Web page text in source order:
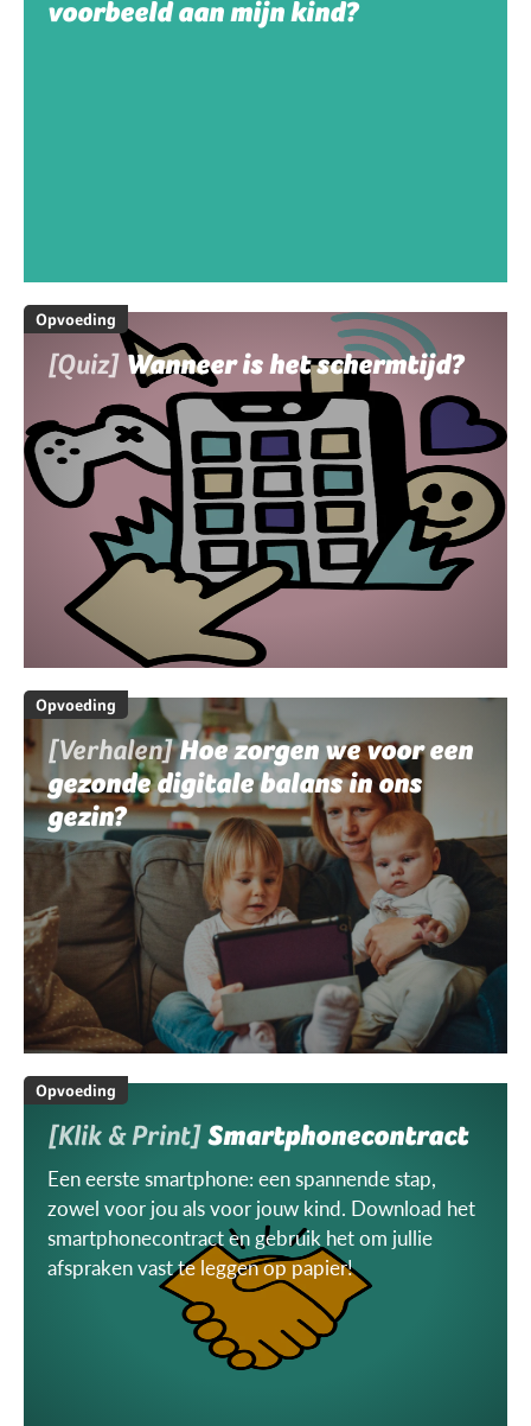
voorbeeld aan mijn kind?
Opvoeding
[Quiz] Wanneer is het schermtijd?
Opvoeding
[Verhalen]Hoe zorgen we voor een
gezonde digitale balans in ons
gezin?
Opvoeding
[Klik & Print]Smartphonecontract
Een eerste smartphone: een spannende stap,
zowel voor jou als voor jouw kind. Download het
smartphonecontract en gebruik het om jullie
afspraken vast te leggen op papier!